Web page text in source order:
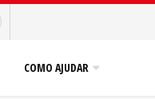
COMO AJUDAR